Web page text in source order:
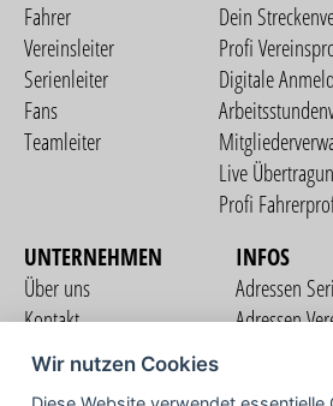
Fahrer
Vereinsleiter
Serienleiter
Fans
Teamleiter
Dein
Profi
Digitale
Live
Profi
UNTERNEHMEN
Über uns
Kontakt
Nutzungsbedingungen
Datenschutzerklärung
INFOS
Adressen
Adressen
Wir nutzen Cookies